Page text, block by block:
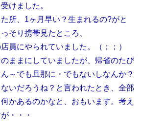
けました。
所、1ヶ月早い？生まれるの?がと
そり携帯見たところ、
員にやられていました。（；；）
ままにしていましたが、帰省のたび
～でも旦那に・でもないしなんか？
いだろうね？と言われたとき、全部
かあるのかなと、おもいます。考え
・・・